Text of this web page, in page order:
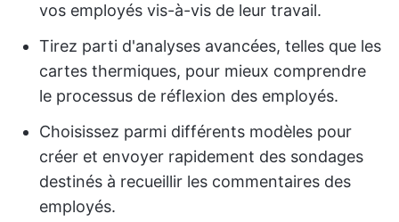
vos employés vis-à-vis de leur travail.
Tirez parti d'analyses avancées, telles que les
cartes thermiques, pour mieux comprendre
le processus de réflexion des employés.
Choisissez parmi différents modèles pour
créer et envoyer rapidement des sondages
destinés à recueillir les commentaires des
employés.